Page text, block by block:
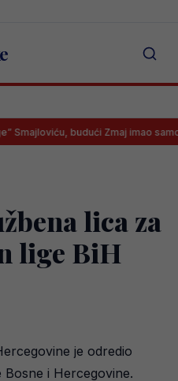
budući Zmaj imao samo jedan
lica za
lige BiH
je odredio
Bosne i Hercegovine.